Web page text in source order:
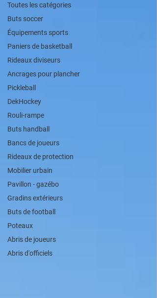
Toutes les catégories
Buts soccer
Équipements sports
Paniers de basketball
Rideaux diviseurs
Ancrages pour plancher
Pickleball
DekHockey
Rouli-rampe
Buts handball
Bancs de joueurs
Rideaux de protection
Mobilier urbain
Pavillon - gazébo
Gradins extérieurs
Buts de football
Poteaux
Abris de joueurs
Abris d'officiels